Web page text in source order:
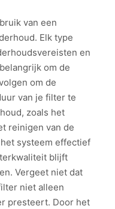
van een
Elk type
en
om de
om de
van je filter te
zoals het
reinigen van de
systeem effectief
blijft
Vergeet niet dat
niet alleen
presteert. Door het